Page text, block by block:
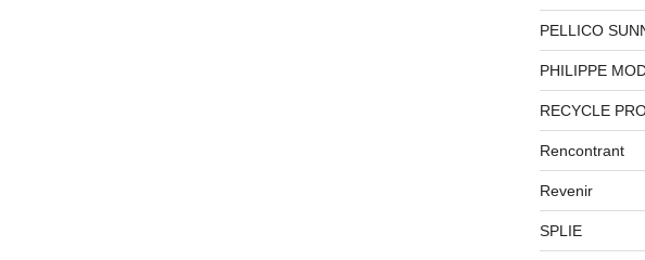
PELLICO
PHILIPPE
RECYCLE
Rencontrant
Revenir
SPLIE